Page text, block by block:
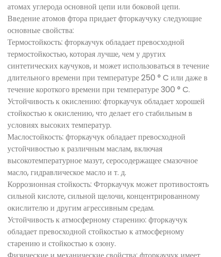
атомах углерода основной цепи или боковой цепи.
Введение атомов фтора придает фторкаучуку следующие
основные свойства:
Термостойкость: фторкаучук обладает превосходной
термостойкостью, которая лучше, чем у других
синтетических каучуков, и может использоваться в течение
длительного времени при температуре 250 ° C или даже в
течение короткого времени при температуре 300 ° C.
Устойчивость к окислению: фторкаучук обладает хорошей
стойкостью к окислению, что делает его стабильным в
условиях высоких температур.
Маслостойкость: фторкаучук обладает превосходной
устойчивостью к различным маслам, включая
высокотемпературное мазут, серосодержащее смазочное
масло, гидравлическое масло и т. д.
Коррозионная стойкость: Фторкаучук может противостоять
сильной кислоте, сильной щелочи, концентрированному
окислителю и другим агрессивным средам.
Устойчивость к атмосферному старению: фторкаучук
обладает превосходной стойкостью к атмосферному
старению и стойкостью к озону.